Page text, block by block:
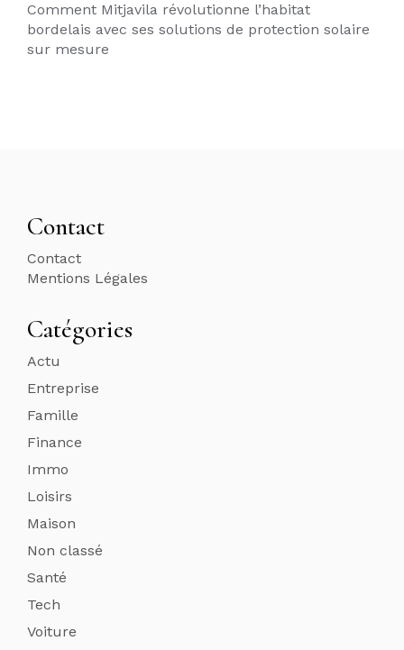
Comment Mitjavila révolutionne l’habitat
bordelais avec ses solutions de protection solaire
sur mesure
Contact
Contact
Mentions Légales
Catégories
Actu
Entreprise
Famille
Finance
Immo
Loisirs
Maison
Non classé
Santé
Tech
Voiture